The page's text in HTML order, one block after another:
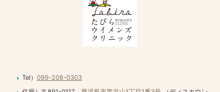
Tel） 099-208-0303